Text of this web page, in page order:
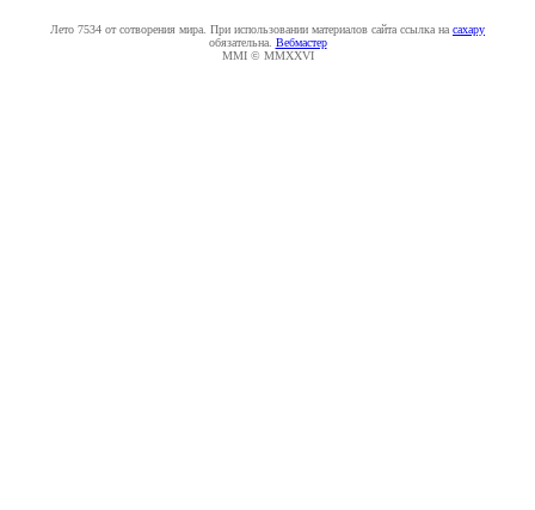
Лето 7534 от сотворения мира. При использовании материалов сайта ссылка на caxapу
обязательна. Вебмастер
MMI © MMXXVI